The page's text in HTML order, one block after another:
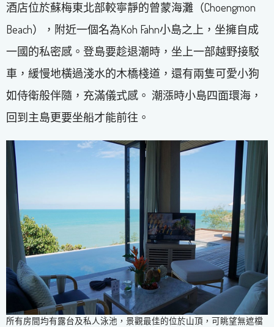
酒店位於蘇梅東北部較寧靜的曾蒙海灘（Choengmon
Beach），附近一個名為Koh Fahn小島之上，坐擁自成
一國的私密感。登島要趁退潮時，坐上一部越野接駁
車，緩慢地橫過淺水的木橋棧道，還有兩隻可愛小狗
如侍衛般伴隨，充滿儀式感。 潮漲時小島四面環海，
回到主島更要坐船才能前往。
所有房間均有露台及私人泳池，景觀最佳的位於山頂，可眺望無遮檔